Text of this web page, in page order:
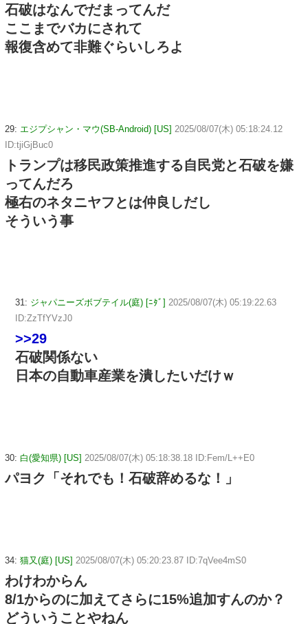
石破はなんでだまってんだ
ここまでバカにされて
報復含めて非難ぐらいしろよ
29: エジプシャン・マウ(SB-Android) [US] 2025/08/07(木) 05:18:24.12
ID:tjiGjBuc0
トランプは移民政策推進する自民党と石破を嫌
ってんだろ
極右のネタニヤフとは仲良しだし
そういう事
31: ジャパニーズボブテイル(庭) [ﾆﾀﾞ] 2025/08/07(木) 05:19:22.63
ID:ZzTfYVzJ0
>>29
石破関係ない
日本の自動車産業を潰したいだけｗ
30: 白(愛知県) [US] 2025/08/07(木) 05:18:38.18 ID:Fem/L++E0
パヨク「それでも！石破辞めるな！」
34: 猫又(庭) [US] 2025/08/07(木) 05:20:23.87 ID:7qVee4mS0
わけわからん
8/1からのに加えてさらに15%追加すんのか？
どういうことやねん